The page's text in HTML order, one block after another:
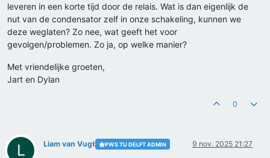
leveren in een korte tijd door de relais. Wat is dan eigenlijk de
nut van de condensator zelf in onze schakeling, kunnen we
deze weglaten? Zo nee, wat geeft het voor
gevolgen/problemen. Zo ja, op welke manier?
Met vriendelijke groeten,
Jart en Dylan
0
L Liam van Vugt PWS TU DELFT ADMIN 9 nov. 2025 21:27